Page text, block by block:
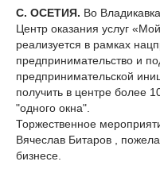
С. ОСЕТИЯ. Во
Центр оказания услуг
реализуется в рамках
предпринимательство и
предпринимательской
получить в центре более
"одного окна".
Торжественное
Вячеслав Битаров ,
бизнесе.